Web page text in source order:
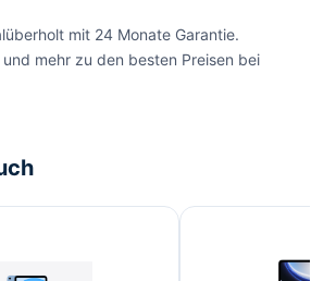
mit 24 Monate Garantie.
und mehr zu den besten Preisen bei